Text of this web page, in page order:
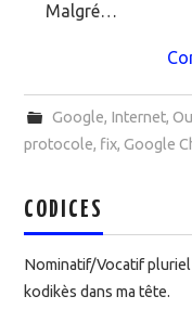
Malgré…
Google, Internet,
protocole, fix,Google
CODICES
Nominatif/Vocatif
kodikès dans ma tête.